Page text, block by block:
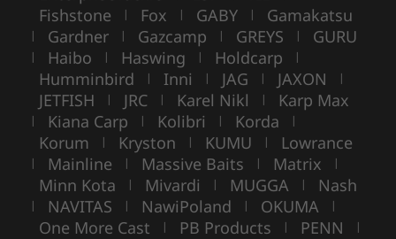
Fishstone | Fox | GABY | Gamakatsu
| Gardner | Gazcamp | GREYS | GURU
| Haibo | Haswing | Holdcarp |
Humminbird | Inni | JAG | JAXON |
JETFISH | JRC | Karel Nikl | Karp Max
| Kiana Carp | Kolibri | Korda |
Korum | Kryston | KUMU | Lowrance
| Mainline | Massive Baits | Matrix |
Minn Kota | Mivardi | MUGGA | Nash
| NAVITAS | NawiPoland | OKUMA |
One More Cast | PB Products | PENN |